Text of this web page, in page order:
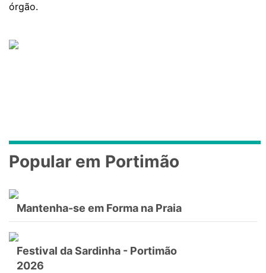
órgão.
Popular em Portimão
Mantenha-se em Forma na Praia
Festival da Sardinha - Portimão
2026